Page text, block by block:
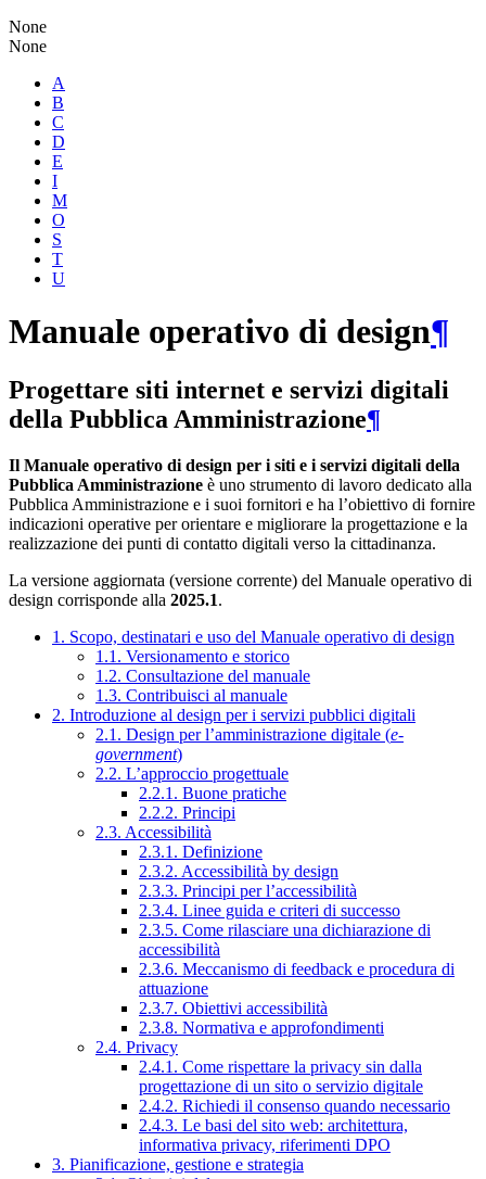
None
None
A
B
C
D
E
I
M
O
S
T
U
Manuale operativo di design¶
Progettare siti internet e servizi digitali
della Pubblica Amministrazione¶
Il Manuale operativo di design per i siti e i servizi digitali della
Pubblica Amministrazione è uno strumento di lavoro dedicato alla
Pubblica Amministrazione e i suoi fornitori e ha l’obiettivo di fornire
indicazioni operative per orientare e migliorare la progettazione e la
realizzazione dei punti di contatto digitali verso la cittadinanza.
La versione aggiornata (versione corrente) del Manuale operativo di
design corrisponde alla 2025.1.
1. Scopo, destinatari e uso del Manuale operativo di design
1.1. Versionamento e storico
1.2. Consultazione del manuale
1.3. Contribuisci al manuale
2. Introduzione al design per i servizi pubblici digitali
2.1. Design per l’amministrazione digitale (e-
government)
2.2. L’approccio progettuale
2.2.1. Buone pratiche
2.2.2. Principi
2.3. Accessibilità
2.3.1. Definizione
2.3.2. Accessibilità by design
2.3.3. Principi per l’accessibilità
2.3.4. Linee guida e criteri di successo
2.3.5. Come rilasciare una dichiarazione di
accessibilità
2.3.6. Meccanismo di feedback e procedura di
attuazione
2.3.7. Obiettivi accessibilità
2.3.8. Normativa e approfondimenti
2.4. Privacy
2.4.1. Come rispettare la privacy sin dalla
progettazione di un sito o servizio digitale
2.4.2. Richiedi il consenso quando necessario
2.4.3. Le basi del sito web: architettura,
informativa privacy, riferimenti DPO
3. Pianificazione, gestione e strategia